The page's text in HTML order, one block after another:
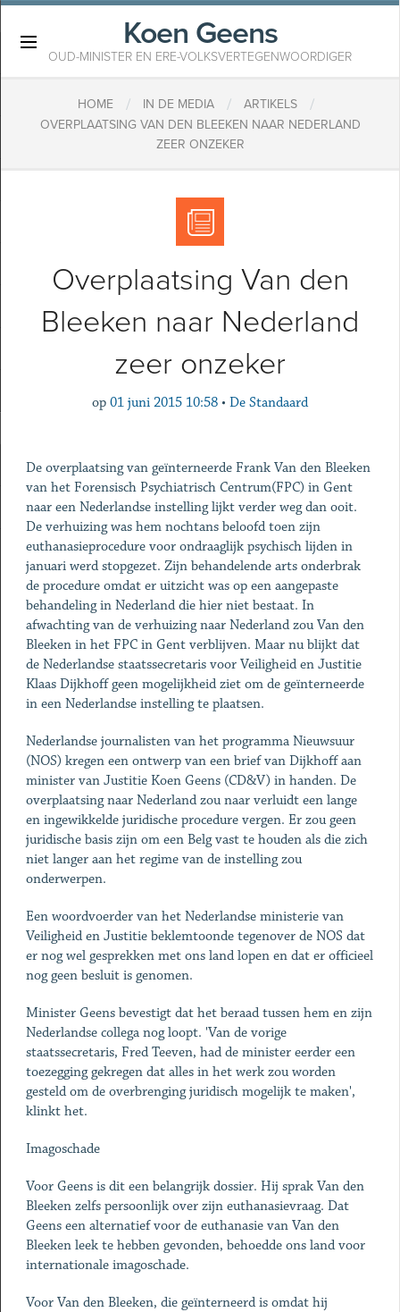
Koen Geens
OUD-MINISTER EN ERE-VOLKSVERTEGENWOORDIGER
HOME / IN DE MEDIA / ARTIKELS /
OVERPLAATSING VAN DEN BLEEKEN NAAR NEDERLAND
ZEER ONZEKER
Overplaatsing Van den
Bleeken naar Nederland
zeer onzeker
op 01 juni 2015 10:58 • De Standaard
De overplaatsing van geïnterneerde Frank Van den Bleeken
van het Forensisch Psychiatrisch Centrum(FPC) in Gent
naar een Nederlandse instelling lijkt verder weg dan ooit.
De verhuizing was hem nochtans beloofd toen zijn
euthanasieprocedure voor ondraaglijk psychisch lijden in
januari werd stopgezet. Zijn behandelende arts onderbrak
de procedure omdat er uitzicht was op een aangepaste
behandeling in Nederland die hier niet bestaat. In
afwachting van de verhuizing naar Nederland zou Van den
Bleeken in het FPC in Gent verblijven. Maar nu blijkt dat
de Nederlandse staatssecretaris voor Veiligheid en Justitie
Klaas Dijkhoff geen mogelijkheid ziet om de geïnterneerde
in een Nederlandse instelling te plaatsen.
Nederlandse journalisten van het programma Nieuwsuur
(NOS) kregen een ontwerp van een brief van Dijkhoff aan
minister van Justitie Koen Geens (CD&V) in handen. De
overplaatsing naar Nederland zou naar verluidt een lange
en ingewikkelde juridische procedure vergen. Er zou geen
juridische basis zijn om een Belg vast te houden als die zich
niet langer aan het regime van de instelling zou
onderwerpen.
Een woordvoerder van het Nederlandse ministerie van
Veiligheid en Justitie beklemtoonde tegenover de NOS dat
er nog wel gesprekken met ons land lopen en dat er officieel
nog geen besluit is genomen.
Minister Geens bevestigt dat het beraad tussen hem en zijn
Nederlandse collega nog loopt. 'Van de vorige
staatssecretaris, Fred Teeven, had de minister eerder een
toezegging gekregen dat alles in het werk zou worden
gesteld om de overbrenging juridisch mogelijk te maken',
klinkt het.
Imagoschade
Voor Geens is dit een belangrijk dossier. Hij sprak Van den
Bleeken zelfs persoonlijk over zijn euthanasievraag. Dat
Geens een alternatief voor de euthanasie van Van den
Bleeken leek te hebben gevonden, behoedde ons land voor
internationale imagoschade.
Voor Van den Bleeken, die geïnterneerd is omdat hij